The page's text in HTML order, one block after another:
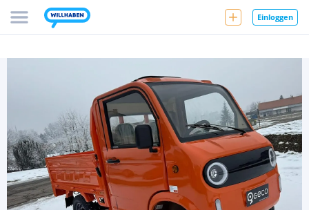
Einloggen